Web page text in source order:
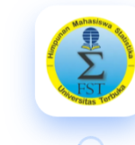
Beranda|Tentang
Mata Kuliah
Struktur